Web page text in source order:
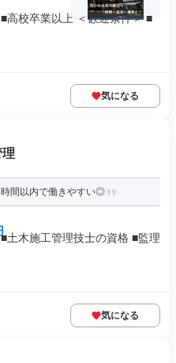
高校卒業以上 ＜歓迎条件＞ ■
気になる
間以内で働きやすい◎
土木施工管理技士の資格 ■監理
気になる